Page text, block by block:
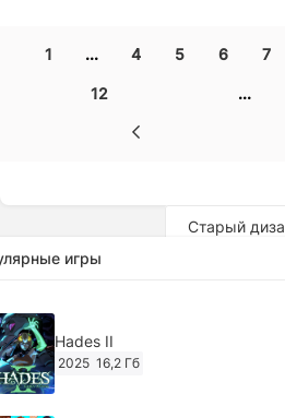
1 ... 4 5 6 7
12 ...
Старый
игры
Hades II
2025 16,2 Гб